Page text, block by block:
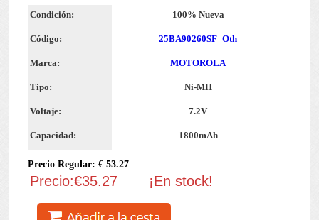
Condición: 100% Nueva
Código: 25BA90260SF_Oth
Marca: MOTOROLA
Tipo: Ni-MH
Voltaje: 7.2V
Capacidad: 1800mAh
Precio Regular: € 53.27
Precio:€35.27 ¡En stock!